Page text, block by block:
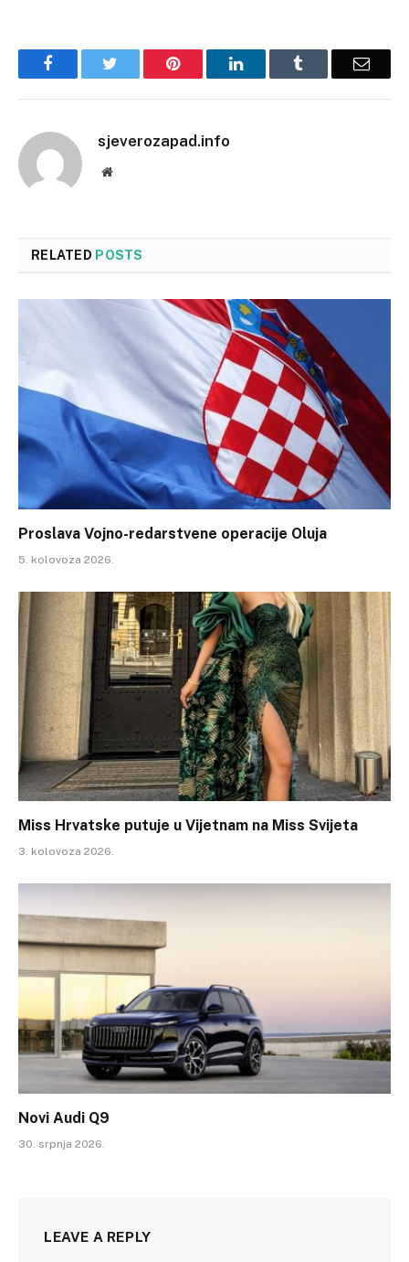
Facebook Pinterest LinkedIn Email
sjeverozapad.info
Website
RELATED POSTS
Proslava Vojno-redarstvene operacije Oluja
5. kolovoza 2026.
Miss Hrvatske putuje u Vijetnam na Miss Svijeta
3. kolovoza 2026.
Novi Audi Q9
30. srpnja 2026.
LEAVE A REPLY